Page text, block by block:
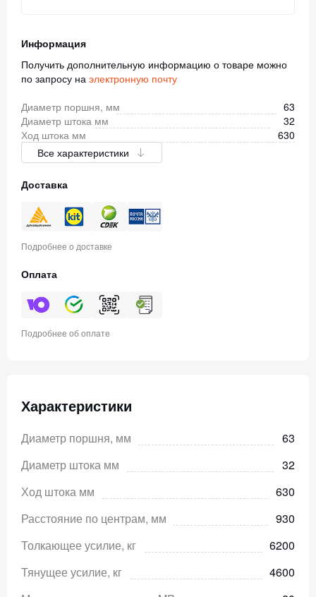
Информация
Получить дополнительную информацию о товаре можно
по запросу на электронную почту
Диаметр поршня, мм
63
Диаметр штока мм
32
Ход штока мм
630
Все характеристики
Доставка
Подробнее о доставке
Оплата
Подробнее об оплате
Характеристики
Диаметр поршня, мм
63
Диаметр штока мм
32
Ход штока мм
630
Расстояние по центрам, мм
930
Толкающее усилие, кг
6200
Тянущее усилие, кг
4600